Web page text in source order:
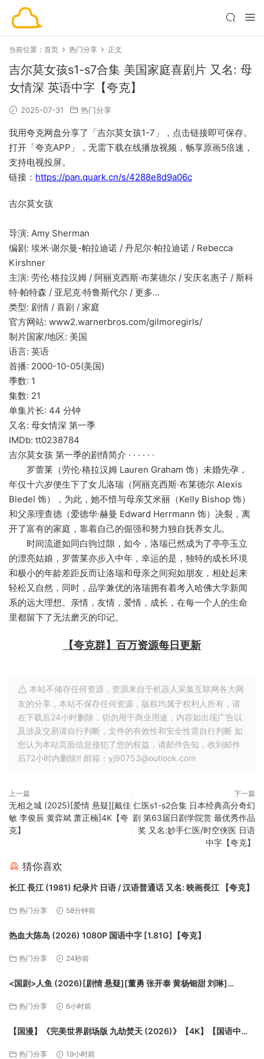
当前位置： 首页 热门分享 正文
吉尔莫女孩s1-s7合集 美国家庭喜剧片 又名: 母
女情深 英语中字【夸克】
2025-07-31 热门分享
我用夸克网盘分享了「吉尔莫女孩1-7」，点击链接即可保存。
打开「夸克APP」，无需下载在线播放视频，畅享原画5倍速，
支持电视投屏。
链接： https://pan.quark.cn/s/4288e8d9a06c
吉尔莫女孩
导演: Amy Sherman
编剧: 埃米·谢尔曼-帕拉迪诺 / 丹尼尔·帕拉迪诺 / Rebecca
Kirshner
主演: 劳伦·格拉汉姆 / 阿丽克西斯·布莱德尔 / 安庆名惠子 / 斯科
特·帕特森 / 亚尼克·特鲁斯代尔 / 更多…
类型: 剧情 / 喜剧 / 家庭
官方网站: www2.warnerbros.com/gilmoregirls/
制片国家/地区: 美国
语言: 英语
首播: 2000-10-05(美国)
季数: 1
集数: 21
单集片长: 44 分钟
又名: 母女情深 第一季
IMDb: tt0238784
吉尔莫女孩 第一季的剧情简介 · · · · · ·
罗蕾莱（劳伦·格拉汉姆 Lauren Graham 饰）未婚先孕，
年仅十六岁便生下了女儿洛瑞（阿丽克西斯·布莱德尔 Alexis
Bledel 饰），为此，她不惜与母亲艾米丽（Kelly Bishop 饰）
和父亲理查德（爱德华·赫曼 Edward Herrmann 饰）决裂，离
开了富有的家庭，靠着自己的倔强和努力独自抚养女儿。
时间流逝如同白驹过隙，如今，洛瑞已然成为了亭亭玉立
的漂亮姑娘，罗蕾莱亦步入中年，幸运的是，独特的成长环境
和极小的年龄差距反而让洛瑞和母亲之间宛如朋友，相处起来
轻松又自然，同时，品学兼优的洛瑞拥有着考入哈佛大学新闻
系的远大理想。亲情，友情，爱情，成长，在每一个人的生命
里都留下了无法磨灭的印记。
【夸克群】百万资源每日更新
本站不储存任何资源，资源来自于机器人采集互联网各大网
友的分享，本站不保存任何资源，版权均属于权利人所有，请
在下载后24小时删除，切勿用于商业用途，内容如出现广告以
及涉及交易请自行判断，文件的有效性和安全性需自行判断 如
您认为本站页面信息侵犯了您的权益，请邮件告知，收到邮件
后72小时内删除!! 邮箱：yj90753@outlook.com
上一篇
无相之城 (2025)[爱情 悬疑][戴佳
敏 李俊辰 黄弈斌 萧正楠]4K【夸
克】
下一篇
仁医s1-s2合集 日本经典高分奇幻
剧 第63届日剧学院赏 最优秀作品
奖 又名:妙手仁医/时空侠医 日语
中字【夸克】
猜你喜欢
长江 長江 (1981) 纪录片 日语 / 汉语普通话 又名: 映画長江 【夸克】
热门分享 58分钟前
热血大陈岛 (2026) 1080P 国语中字 [1.81G]【夸克】
热门分享 24秒前
<国剧>人鱼 (2026)[剧情 悬疑][董勇 张开泰 黄杨钿甜 刘琳]
热门分享 6小时前
【国漫】《完美世界剧场版 九劫焚天 (2026)》【4K】【国语中
热门分享 19小时前